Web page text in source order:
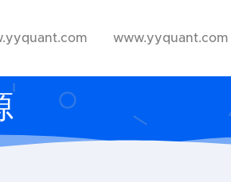
www.yyquant.com